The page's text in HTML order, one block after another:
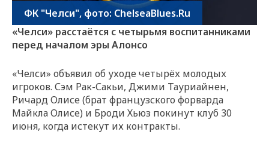
ФК "Челси", фото: ChelseaBlues.Ru
«Челси» расстаётся с четырьмя воспитанниками
перед началом эры Алонсо
«Челси» объявил об уходе четырёх молодых
игроков. Сэм Рак-Сакьи, Джими Тауриайнен,
Ричард Олисе (брат французского форварда
Майкла Олисе) и Броди Хьюз покинут клуб 30
июня, когда истекут их контракты.